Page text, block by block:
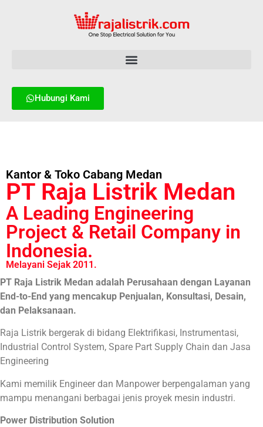
Hubungi Kami
Kantor & Toko Cabang Medan
PT Raja Listrik Medan
A Leading Engineering
Project & Retail Company in
Indonesia.
Melayani Sejak 2011.
PT Raja Listrik Medan adalah Perusahaan dengan Layanan
End-to-End yang mencakup Penjualan, Konsultasi, Desain,
dan Pelaksanaan.
Raja Listrik bergerak di bidang Elektrifikasi, Instrumentasi,
Industrial Control System, Spare Part Supply Chain dan Jasa
Engineering
Kami memilik Engineer dan Manpower berpengalaman yang
mampu menangani berbagai jenis proyek mesin industri.
Power Distribution Solution